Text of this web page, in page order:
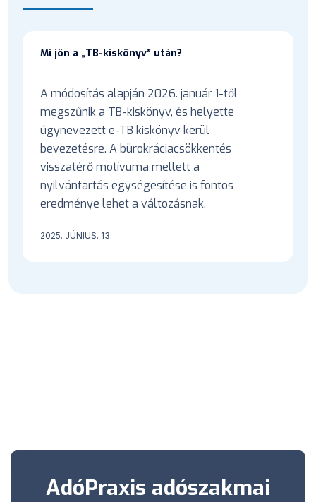
Mi jön a „TB-kiskönyv” után?
A módosítás alapján 2026. január 1-től
megszűnik a TB-kiskönyv, és helyette
úgynevezett e-TB kiskönyv kerül
bevezetésre. A bürokráciacsökkentés
visszatérő motívuma mellett a
nyilvántartás egységesítése is fontos
eredménye lehet a változásnak.
2025. JÚNIUS. 13.
AdóPraxis adószakmai